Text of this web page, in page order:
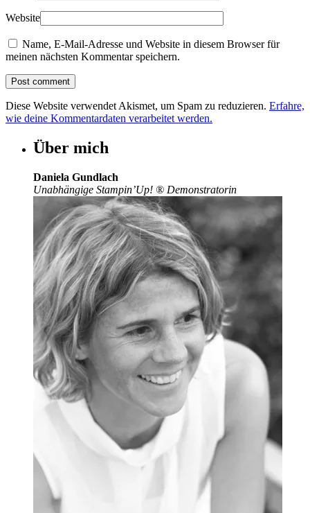
Website
Name, E-Mail-Adresse und Website in diesem Browser für
meinen nächsten Kommentar speichern.
Diese Website verwendet Akismet, um Spam zu reduzieren. Erfahre,
wie deine Kommentardaten verarbeitet werden.
Über mich
Daniela Gundlach
Unabhängige Stampin’Up! ® Demonstratorin